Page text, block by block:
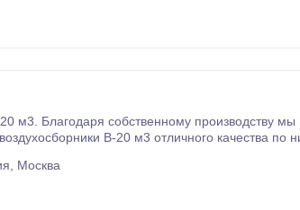
Благодаря собственному производству мы
В-20 м3 отличного качества по
Москва